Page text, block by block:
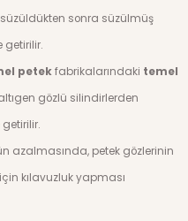
sonra süzülmüş
getirilir.
petekfabrikalarındaki temel
gözlü silindirlerden
azalmasında, petek gözlerinin
kılavuzluk yapması